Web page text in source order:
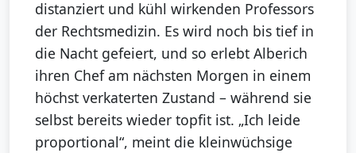
distanziert und kühl wirkenden Professors
der Rechtsmedizin. Es wird noch bis tief in
die Nacht gefeiert, und so erlebt Alberich
ihren Chef am nächsten Morgen in einem
höchst verkaterten Zustand – während sie
selbst bereits wieder topfit ist. „Ich leide
proportional“, meint die kleinwüchsige